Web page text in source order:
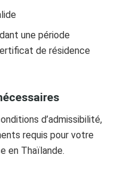
une période
de résidence
d’admissibilité,
requis pour votre
en Thaïlande.